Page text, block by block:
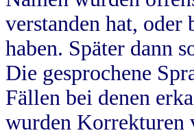
verstanden hat, oder
haben. Später dann
Die gesprochene
Fällen bei denen
wurden Korrekturen